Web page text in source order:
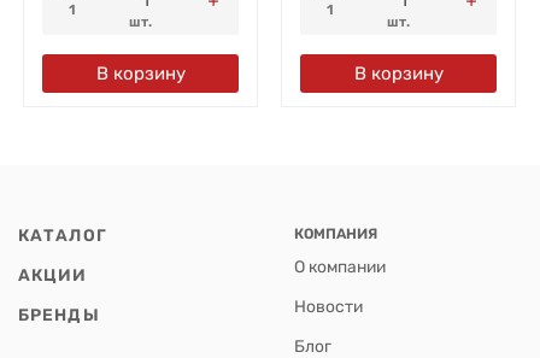
1
шт.
В корзину
1
шт.
В корзину
КАТАЛОГ
АКЦИИ
БРЕНДЫ
КОМПАНИЯ
О компании
Новости
Блог